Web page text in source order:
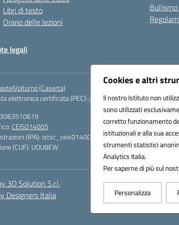
Cookies e altri
Il nostro Istituto non
sono utilizzati
corretto funzionamento
istituzionali e alla sua
strumenti statistici
Analytics Italia.
Per saperne di più sul
Personalizza
Libri di testo
Orario delle lezioni
legali
(Caserta)
elettronica certificata (PEC):ceis014005@pec.istruzione.it
CEIS014005
(IPA): istsc_ceis014005
(CUF): UOU8EW
3D Solution S.r.l.
Designers Italia